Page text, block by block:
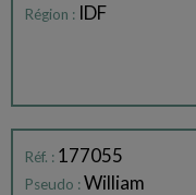
Région : IDF
Réf. : 177055
Pseudo :William